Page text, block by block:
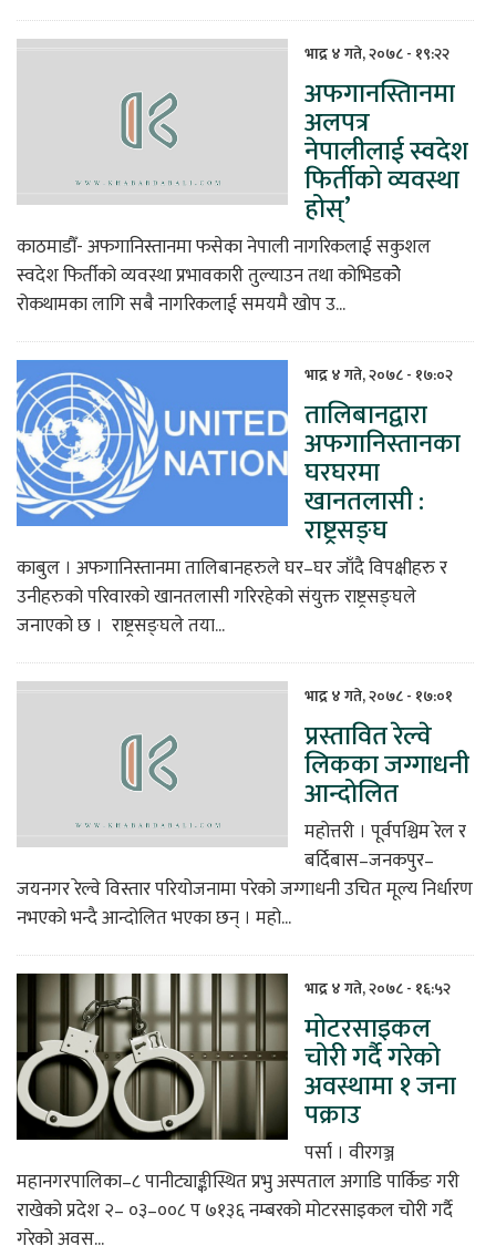
भाद्र ४ गते, २०७८ - १९:२२
अफगानस्तिानमा
अलपत्र
नेपालीलाई स्वदेश
फिर्तीको व्यवस्था
होस्’
काठमाडौँ- अफगानिस्तानमा फसेका नेपाली नागरिकलाई सकुशल
स्वदेश फिर्तीको व्यवस्था प्रभावकारी तुल्याउन तथा कोभिडकोे
रोकथामका लागि सबै नागरिकलाई समयमै खोप उ...
भाद्र ४ गते, २०७८ - १७:०२
तालिबानद्वारा
अफगानिस्तानका
घरघरमा
खानतलासी :
राष्ट्रसङ्घ
काबुल । अफगानिस्तानमा तालिबानहरुले घर–घर जाँदै विपक्षीहरु र
उनीहरुको परिवारको खानतलासी गरिरहेको संयुक्त राष्ट्रसङ्घले
जनाएको छ । राष्ट्रसङ्घले तया...
भाद्र ४ गते, २०७८ - १७:०१
प्रस्तावित रेल्वे
लिकका जग्गाधनी
आन्दोलित
महोत्तरी । पूर्वपश्चिम रेल र
बर्दिबास–जनकपुर–
जयनगर रेल्वे विस्तार परियोजनामा परेको जग्गाधनी उचित मूल्य निर्धारण
नभएको भन्दै आन्दोलित भएका छन् । महो...
भाद्र ४ गते, २०७८ - १६:५२
मोटरसाइकल
चोरी गर्दै गरेको
अवस्थामा १ जना
पक्राउ
पर्सा । वीरगञ्ज
महानगरपालिका–८ पानीट्याङ्कीस्थित प्रभु अस्पताल अगाडि पार्किङ गरी
राखेको प्रदेश २– ०३–००८ प ७१३६ नम्बरको मोटरसाइकल चोरी गर्दै
गरेको अवस...